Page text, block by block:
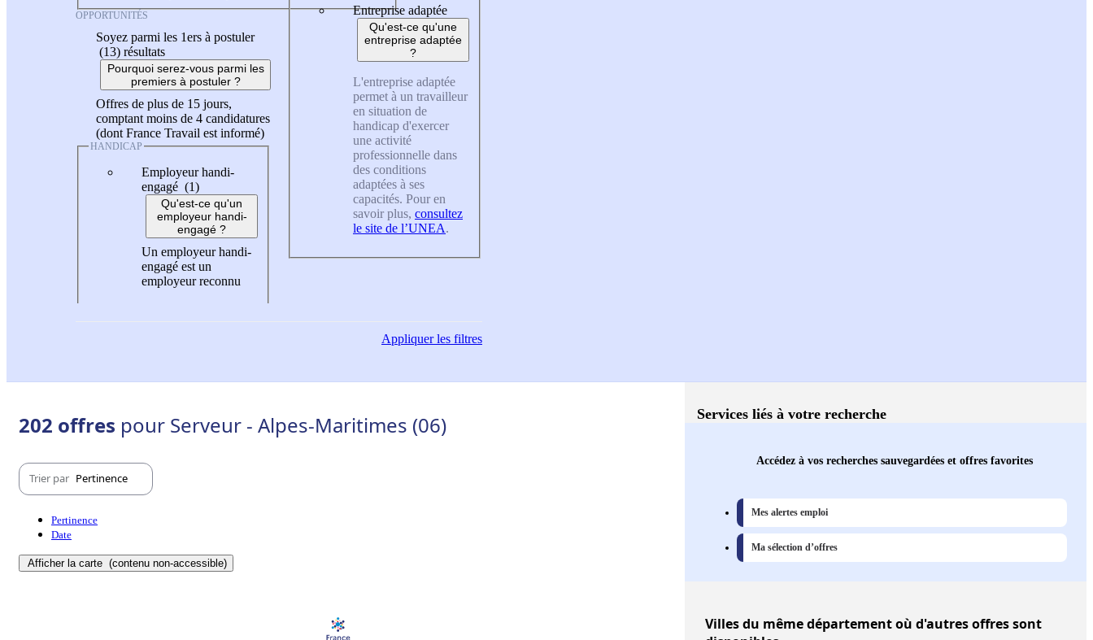
OPPORTUNITÉS
Soyez parmi les 1ers à postuler
(13) résultats
Pourquoi serez-vous parmi les
premiers à postuler ?
Offres de plus de 15 jours,
comptant moins de 4 candidatures
(dont France Travail est informé)
HANDICAP
Employeur handi-
engagé (1)
Qu'est-ce qu'un
employeur handi-
engagé ?
Un employeur handi-
engagé est un
employeur reconnu
Entreprise adaptée
Qu'est-ce qu'une
entreprise adaptée
?
L'entreprise adaptée
permet à un travailleur
en situation de
handicap d'exercer
une activité
professionnelle dans
des conditions
adaptées à ses
capacités. Pour en
savoir plus, consultez
le site de l’UNEA.
Appliquerles filtres
202 offres pour Serveur - Alpes-Maritimes (06)
Trier par Pertinence
Pertinence
Date
Afficher la carte (contenu non-accessible)
Services liés à votre recherche
Accédez à vos recherches sauvegardées et offres favorites
Mes alertes emploi
Ma sélection d’offres
Villesdu même département où d'autres offres sont